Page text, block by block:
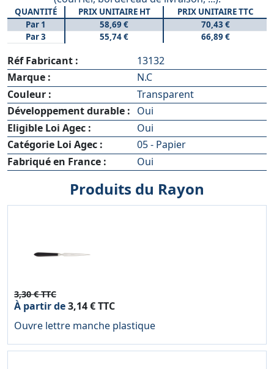
QUANTITÉ PRIX UNITAIRE HT
PRIX UNITAIRE TTC
Par 1
58,69 €
70,43 €
Par 3
55,74 € 66,89 €
Réf Fabricant :
13132
Marque :
N.C
Couleur :
Transparent
Développement durable : Oui
Eligible Loi Agec :
Oui
Catégorie Loi Agec :
05 - Papier
Fabriqué en France :
Oui
Produits du Rayon
3,30 € TTC
À partir de3,14 € TTC
Ouvre lettre manche plastique